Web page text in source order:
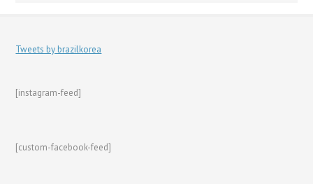
Tweets by brazilkorea
[instagram-feed]
[custom-facebook-feed]